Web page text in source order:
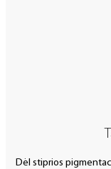
Dėl stiprios